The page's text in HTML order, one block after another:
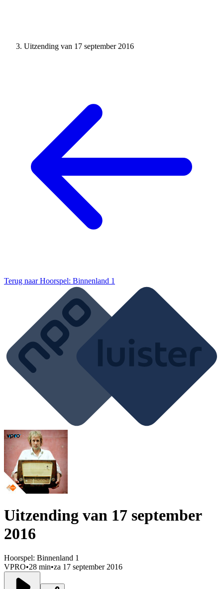
Uitzending van 17 september 2016
Terug naarHoorspel: Binnenland 1
Uitzending van 17 september
2016
Hoorspel: Binnenland 1
VPRO•28 min•za 17 september 2016